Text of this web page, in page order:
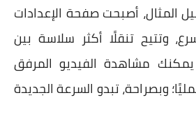
المثال، أصبحت صفحة الإعدادات
وتتيح تنقلًا أكثر سلاسة بين
يمكنك مشاهدة الفيديو المرفق
وبصراحة، تبدو السرعة الجديدة